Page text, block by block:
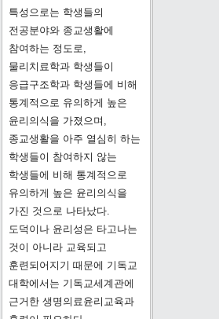
특성으로는 학생들의
전공분야와 종교생활에
참여하는 정도로,
물리치료학과 학생들이
응급구조학과 학생들에 비해
통계적으로 유의하게 높은
윤리의식을 가졌으며,
종교생활을 아주 열심히 하는
학생들이 참여하지 않는
학생들에 비해 통계적으로
유의하게 높은 윤리의식을
가진 것으로 나타났다.
도덕이나 윤리성은 타고나는
것이 아니라 교육되고
훈련되어지기 때문에 기독교
대학에서는 기독교세계관에
근거한 생명의료윤리교육과